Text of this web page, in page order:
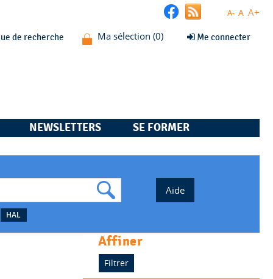
A- A A+
de recherche Me connecter
NEWSLETTERS SE FORMER
HAL
affiner